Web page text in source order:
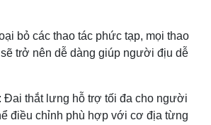
bỏ các thao tác phức tạp, mọi thao
trở nên dễ dàng giúp người địu dễ
: Đai thắt lưng hỗ trợ tối đa cho người
điều chỉnh phù hợp với cơ địa từng